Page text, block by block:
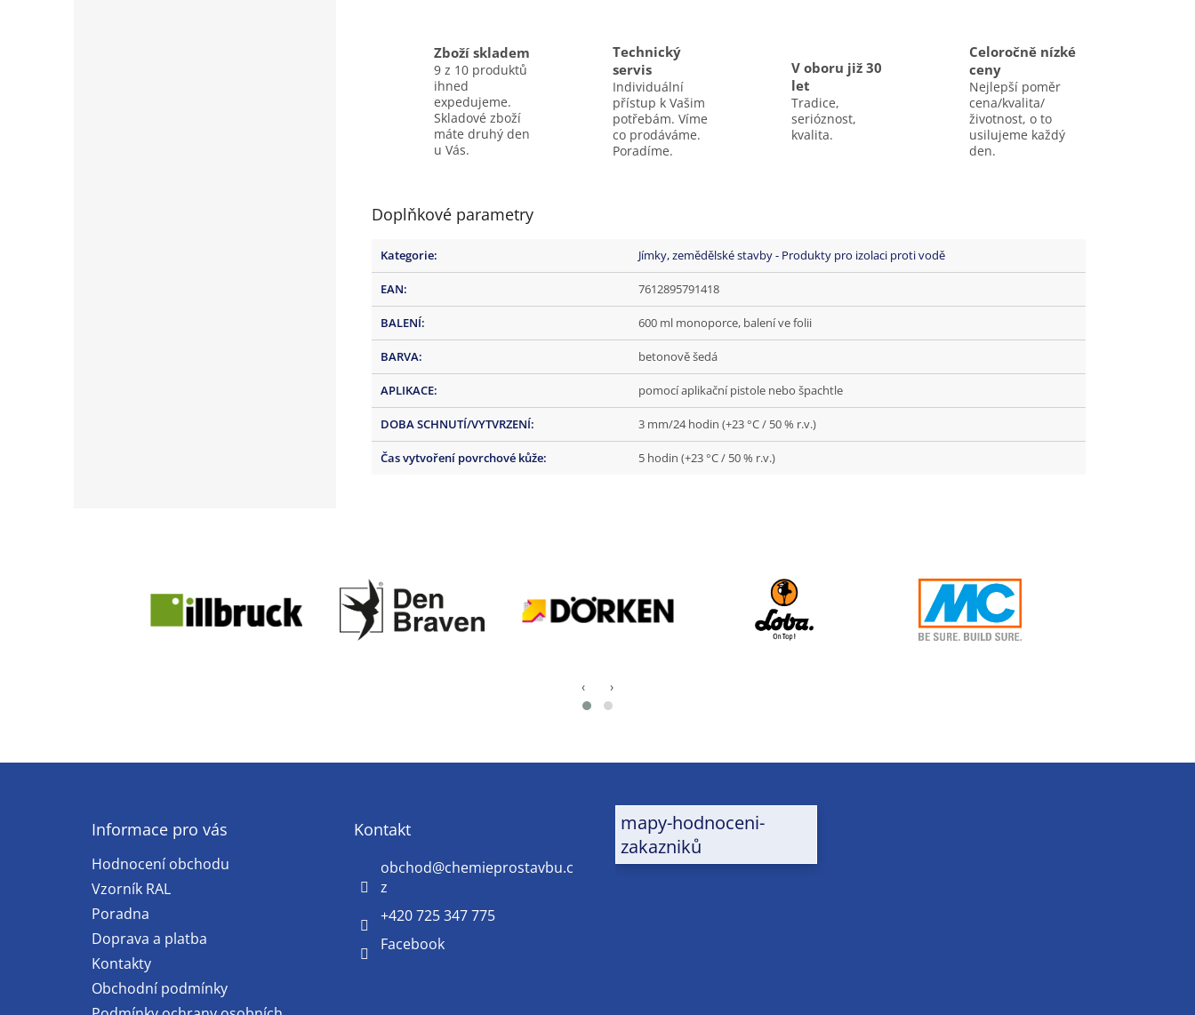
Celoročně nízké
ceny
Nejlepší poměr
cena/kvalita/
životnost, o to
usilujeme každý
den.
Technický
servis
Individuální
přístup k Vašim
potřebám. Víme
co prodáváme.
Poradíme.
V oboru již 30
let
Tradice,
serióznost,
kvalita.
Zboží skladem
9 z 10 produktů
ihned
expedujeme.
Skladové zboží
máte druhý den
u Vás.
Doplňkové parametry
Kategorie: Jímky, zemědělské stavby - Produkty pro izolaci proti vodě
EAN: 7612895791418
BALENÍ: 600 ml monoporce, balení ve folii
BARVA: betonově šedá
APLIKACE: pomocí aplikační pistole nebo špachtle
DOBA SCHNUTÍ/VYTVRZENÍ: 3 mm/24 hodin (+23 °C / 50 % r.v.)
Čas vytvoření povrchové kůže: 5 hodin (+23 °C / 50 % r.v.)
‹ ›
Informace pro vás
Hodnocení obchodu
Vzorník RAL
Poradna
Doprava a platba
Kontakty
Obchodní podmínky
Kontakt
obchod@chemieprostavbu.c
z
+420 725 347 775
Facebook
mapy-hodnoceni-
zakazniků